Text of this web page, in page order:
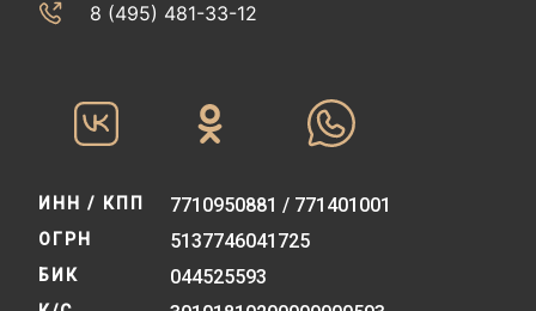
8 (495) 481-33-12‬‬
ИНН / КПП 7710950881 / 771401001
ОГРН 5137746041725
БИК 044525593